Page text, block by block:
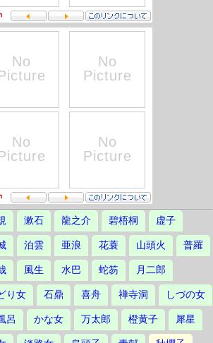
漱石 龍之介 碧梧桐 虚子
泊雲 亜浪 花蓑 山頭火 普羅
風生 水巴 蛇笏 月二郎
り女 石鼎 喜舟 禅寺洞 しづの女
呂 かな女 万太郎 橙黄子 犀星